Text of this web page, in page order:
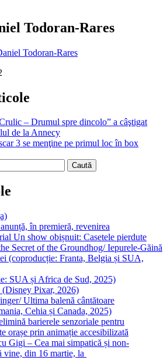
Todoran-Rares
Todoran-Rares
– Drumul spre dincolo” a câştigat
de la Annecy
3 se menţine pe primul loc în box
în premieră, revenirea
Un show obișnuit: Casetele pierdute
Secret of the Groundhog/ Iepurele-Găină
(coproducție: Franta, Belgia și SUA,
SUA și Africa de Sud, 2025)
Pixar, 2026)
Ultima balenă cântătoare
Cehia și Canada, 2025)
barierele senzoriale pentru
orașe prin animație accesibilizată
Gigi – Cea mai simpatică și non-
vine, din 16 martie, la